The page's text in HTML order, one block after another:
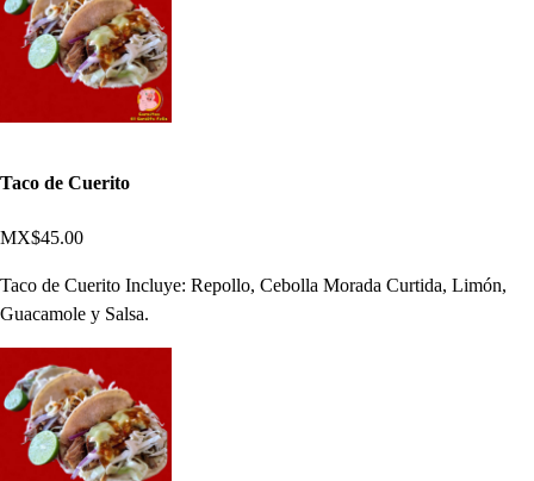
Taco de Cuerito
MX$45.00
Taco de Cuerito Incluye: Repollo, Cebolla Morada Curtida, Limón,
Guacamole y Salsa.